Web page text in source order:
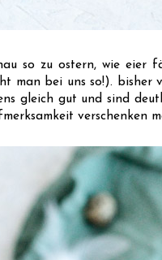
so zu ostern, wie eier
man bei uns so!). bisher
gleich gut und sind
verschenken